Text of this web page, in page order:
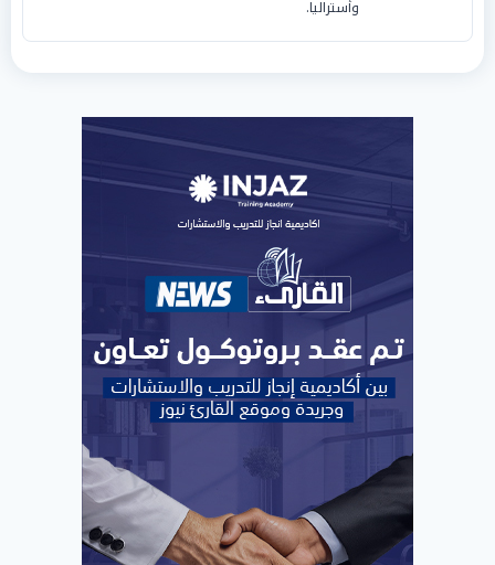
وأستراليا.